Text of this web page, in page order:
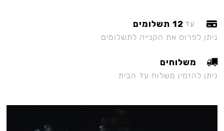
עד 12 תשלומים
ניתן לפרוס את הקנייה לתשלומים
משלוחים
ניתן להזמין משלוח עד הבית